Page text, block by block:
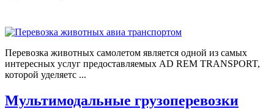
Перевозка животных самолетом является одной из самых
интересных услуг предоставляемых AD REM TRANSPORT,
которой уделяетс ...
Мультимодальные грузоперевозки